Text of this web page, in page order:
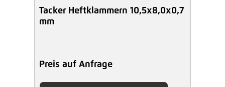
Tacker Heftklammern 10,5x8,0x0,7
mm
Preis auf Anfrage